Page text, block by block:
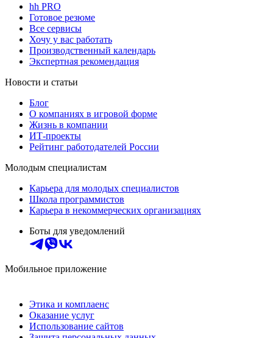
hh PRO
Готовое резюме
Все сервисы
Хочу у вас работать
Производственный календарь
Экспертная рекомендация
Новости и статьи
Блог
О компаниях в игровой форме
Жизнь в компании
ИТ-проекты
Рейтинг работодателей России
Молодым специалистам
Карьера для молодых специалистов
Школа программистов
Карьера в некоммерческих организациях
Боты для уведомлений
Мобильное приложение
Этика и комплаенс
Оказание услуг
Использование сайтов